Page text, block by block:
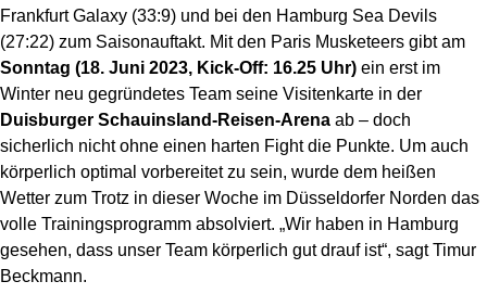
Frankfurt Galaxy (33:9) und bei den Hamburg Sea Devils
(27:22) zum Saisonauftakt. Mit den Paris Musketeers gibt am
Sonntag (18. Juni 2023, Kick-Off: 16.25 Uhr) ein erst im
Winter neu gegründetes Team seine Visitenkarte in der
Duisburger Schauinsland-Reisen-Arena ab – doch
sicherlich nicht ohne einen harten Fight die Punkte. Um auch
körperlich optimal vorbereitet zu sein, wurde dem heißen
Wetter zum Trotz in dieser Woche im Düsseldorfer Norden das
volle Trainingsprogramm absolviert. „Wir haben in Hamburg
gesehen, dass unser Team körperlich gut drauf ist“, sagt Timur
Beckmann.